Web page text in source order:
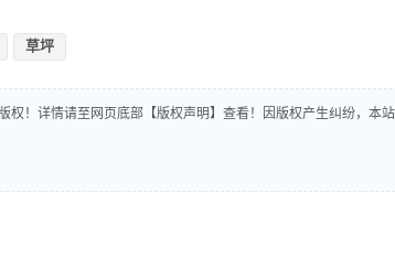
草坪
！详情请至网页底部【版权声明】查看！因版权产生纠纷，本站